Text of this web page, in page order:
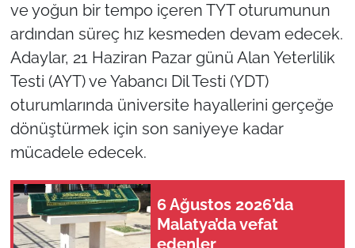
ve yoğun bir tempo içeren TYT oturumunun
ardından süreç hız kesmeden devam edecek.
Adaylar, 21 Haziran Pazar günü Alan Yeterlilik
Testi (AYT) ve Yabancı Dil Testi (YDT)
oturumlarında üniversite hayallerini gerçeğe
dönüştürmek için son saniyeye kadar
mücadele edecek.
6 Ağustos 2026’da
Malatya’da vefat
edenler